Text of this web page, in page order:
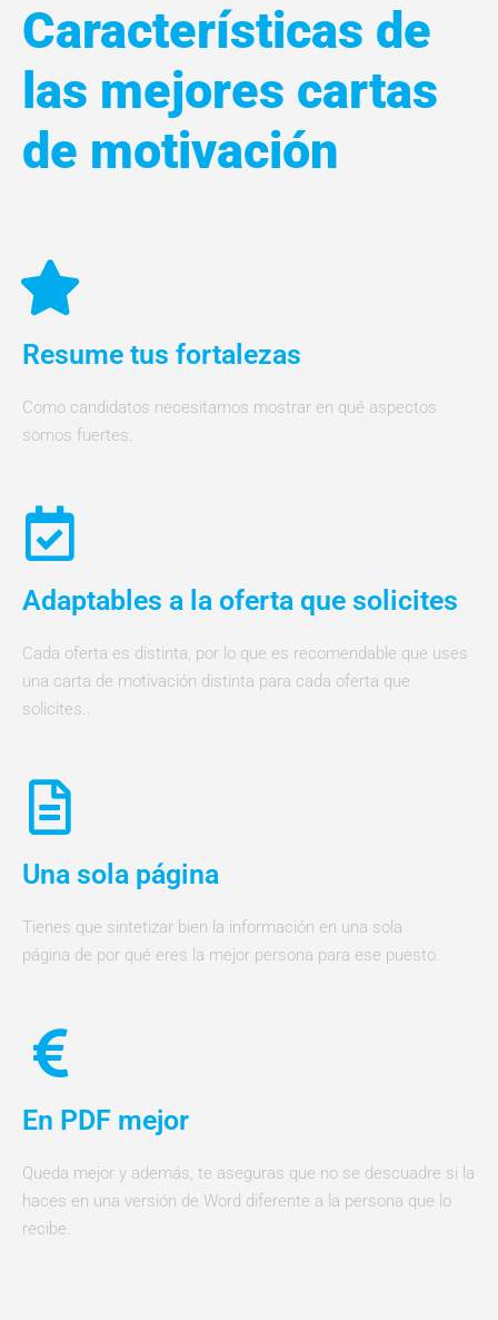
Características de
las mejores cartas
de motivación
Resume tus fortalezas
Como candidatos necesitamos mostrar en qué aspectos
somos fuertes.
Adaptables a la oferta que solicites
Cada oferta es distinta, por lo que es recomendable que uses
una carta de motivación distinta para cada oferta que
solicites..
Una sola página
Tienes que sintetizar bien la información en una sola
página de por qué eres la mejor persona para ese puesto.
En PDF mejor
Queda mejor y además, te aseguras que no se descuadre si la
haces en una versión de Word diferente a la persona que lo
recibe.